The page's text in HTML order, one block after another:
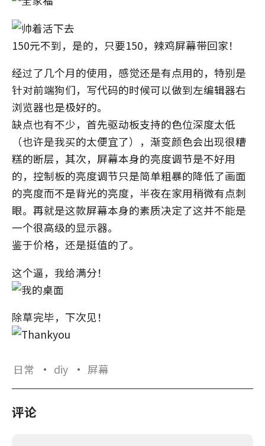
150元不到，是的，只要150，辣鸡屏幕带回家！
经过了几个月的使用，感觉还是有点用的，特别是
针对前端狗们，写代码的时候可以做到左编辑器右
浏览器也是极好的。
缺点也有不少，首先驱动板支持的色位深度太低
（也许是我买的太便宜了），渐变颜色会出现很糟
糕的断层，其次，屏幕本身的亮度调节是不好用
的，控制板的亮度调节只是简单粗暴的降低了画面
的亮度而不是背光的亮度，半夜在家用稍微有点刺
眼。再就是这款屏幕本身的素质决定了这并不能是
一个很高级的显示器。
鉴于价格，还是挺值的了。
这个逼，我给满分！
除草完毕，下次见！
日常 · diy · 屏幕
评论